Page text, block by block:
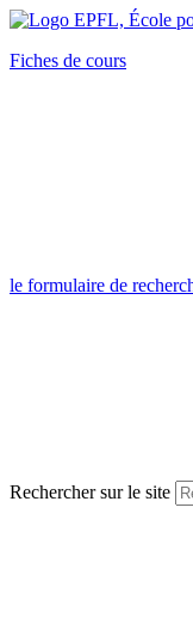
Fiches de cours
le formulaire de
Rechercher sur le site